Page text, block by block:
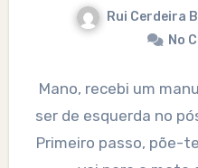
Rui Cerdeira
No
Mano, recebi um
ser de esquerda no
Primeiro passo, põe-